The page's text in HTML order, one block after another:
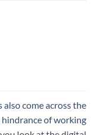
also come across the
of working